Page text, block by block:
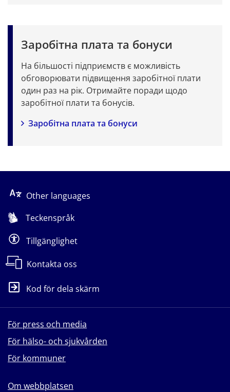
Заробітна плата та бонуси
На більшості підприємств є можливість
обговорювати підвищення заробітної плати
один раз на рік. Отримайте поради щодо
заробітної плати та бонусів.
Заробітна плата та бонуси
Other languages
Teckenspråk
Tillgänglighet
Kontakta oss
Kod för dela skärm
För press och media
För hälso- och sjukvården
För kommuner
Om webbplatsen